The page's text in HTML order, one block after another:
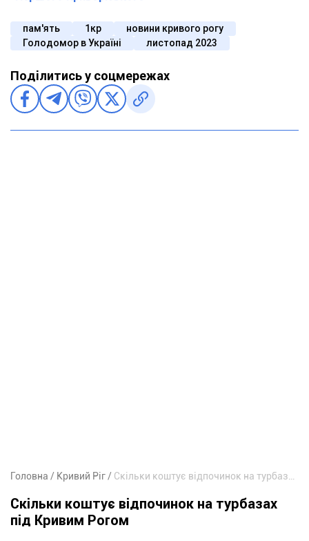
пам'ять 1кр
новини кривого рогу
Голодомор в Україні
листопад 2023
Поділитись у соцмережах
Головна Кривий Ріг
Скільки коштує відпочинок на турбазах
під Кривим Рогом